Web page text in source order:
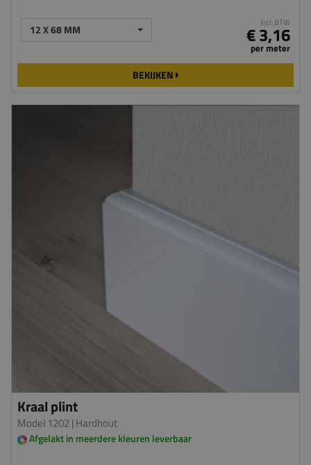
12 X 68 MM incl. BTW
€ 3,16
per meter
BEKIJKEN
Kraal plint
Model 1202| Hardhout
Afgelakt in meerdere kleuren leverbaar